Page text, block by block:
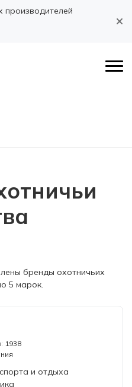
производителей
бренды охотничьих
5 марок.
1938
и отдыха